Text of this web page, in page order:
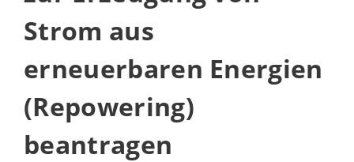
Strom aus
erneuerbaren Energien
(Repowering)
beantragen